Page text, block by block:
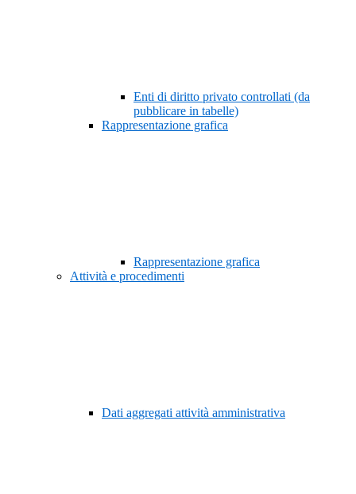
Enti di diritto privato controllati (da
pubblicare in tabelle)
Rappresentazione grafica
Rappresentazione grafica
Attività e procedimenti
Dati aggregati attività amministrativa